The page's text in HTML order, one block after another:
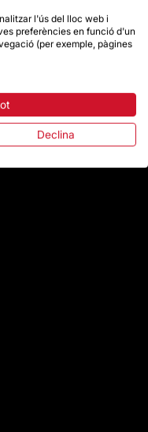
l'ús del lloc web i
preferències en funció d'un
(per exemple, pàgines
Declina